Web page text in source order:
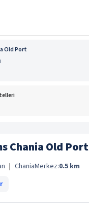
Old Port
Chania Old Port
| ChaniaMerkez:0.5 km